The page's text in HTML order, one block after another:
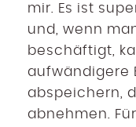
mir. Es ist
und, wenn
beschäftigt,
aufwändigere
abspeichern,
abnehmen.